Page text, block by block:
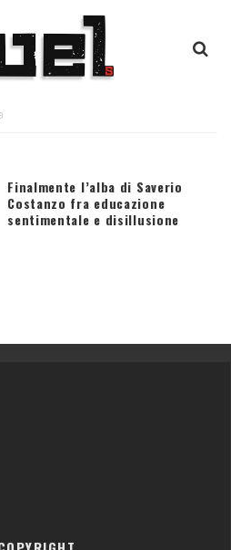
Finalmente l’alba di Saverio
Costanzo fra educazione
sentimentale e disillusione